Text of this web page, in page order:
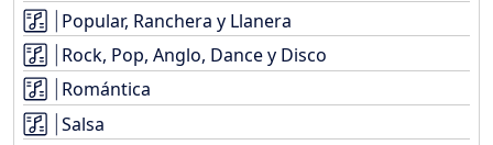
Popular, Ranchera y Llanera
Rock, Pop, Anglo, Dance y Disco
Romántica
Salsa